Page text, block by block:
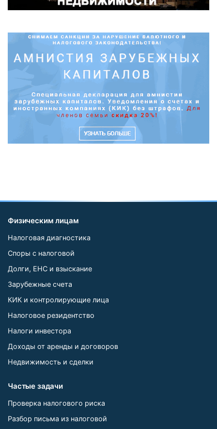
Физическим лицам
Налоговая диагностика
Споры с налоговой
Долги, ЕНС и взыскание
Зарубежные счета
КИК и контролирующие лица
Налоговое резидентство
Налоги инвестора
Доходы от аренды и договоров
Недвижимость и сделки
Частые задачи
Проверка налогового риска
Разбор письма из налоговой